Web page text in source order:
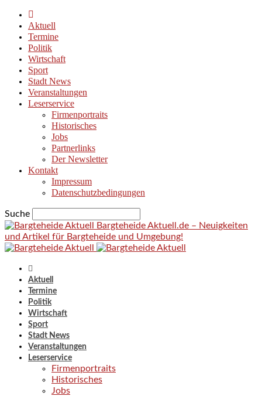
Aktuell
Termine
Politik
Wirtschaft
Sport
Stadt News
Veranstaltungen
Leserservice
Firmenportraits
Historisches
Jobs
Partnerlinks
Der Newsletter
Kontakt
Impressum
Datenschutzbedingungen
Suche
Bargteheide Aktuell.de – Neuigkeiten
und Artikel für Bargteheide und Umgebung!
Aktuell
Termine
Politik
Wirtschaft
Sport
Stadt News
Veranstaltungen
Leserservice
Firmenportraits
Historisches
Jobs